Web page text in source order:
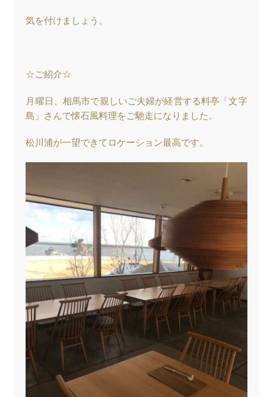
気を付けましょう。
☆ご紹介☆
月曜日、相馬市で親しいご夫婦が経営する料亭「文字
島」さんで懐石風料理をご馳走になりました。
松川浦が一望できてロケーション最高です。